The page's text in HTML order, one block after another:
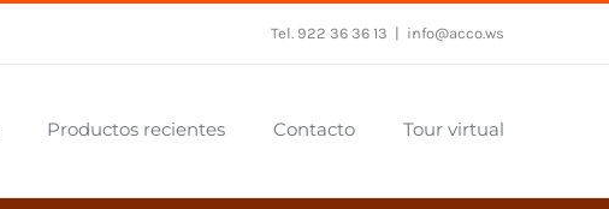
Tel. 922 36 36 13 info@acco.ws
Productos recientes Contacto Tour virtual